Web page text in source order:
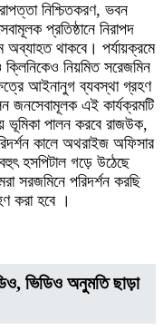
নিশ্চিতকরণ, ভবন
প্রতিষ্ঠানে নিরাপদ
অব্যাহত থাকবে। পর্যায়ক্রমে
নিয়মিত সরেজমিন
আইনানুগ ব্যবস্থা গ্রহণ
জনসেবামূলক এই কার্যক্রমটি
ভূমিকা পালন করবে রাজউক,
কালে অথরাইজ অফিসার
হসপিটাল গড়ে উঠেছে
সরজমিনে পরিদর্শন করছি
করা হবে ।
ভিডিও অনুমতি ছাড়া